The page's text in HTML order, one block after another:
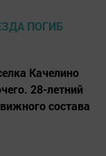
Качелино
28-летний
состава